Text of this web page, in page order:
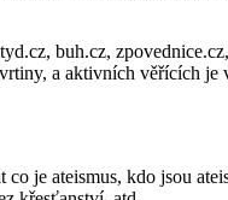
buh.cz,
a aktivních věřících je
je ateismus, kdo jsou